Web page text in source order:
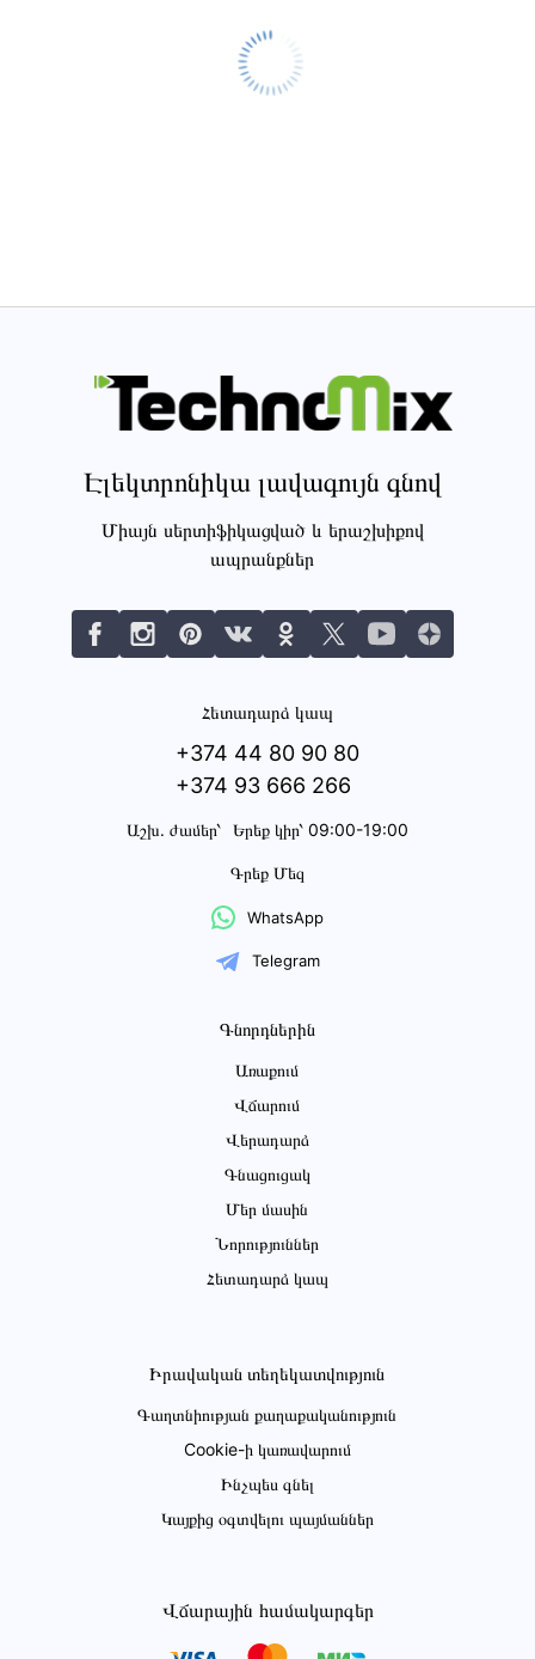
Էլեկտրոնիկա լավագույն գնով
Միայն սերտիֆիկացված և երաշխիքով
ապրանքներ
Հետադարձ կապ
+374 44 80 90 80
+374 93 666 266
Աշխ․ ժամեր՝ Երեք կիր՝ 09:00-19:00
Գրեք Մեզ
WhatsApp
Telegram
Գնորդներին
Առաքում
Վճարում
Վերադարձ
Գնացուցակ
Մեր մասին
Նորություններ
Հետադարձ կապ
Իրավական տեղեկատվություն
Գաղտնիության քաղաքականություն
Cookie-ի կառավարում
Ինչպես գնել
Կայքից օգտվելու պայմաններ
Վճարային համակարգեր